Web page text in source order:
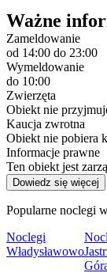
Ważne
Zameldowanie
od 14:00 do 23:00
Wymeldowanie
do 10:00
Zwierzęta
Obiekt nie
Kaucja zwrotna
Obiekt nie pobiera
Informacje prawne
Ten obiekt jest
Dowiedz się więcej
Popularne noclegi
Noclegi
Władysławowo